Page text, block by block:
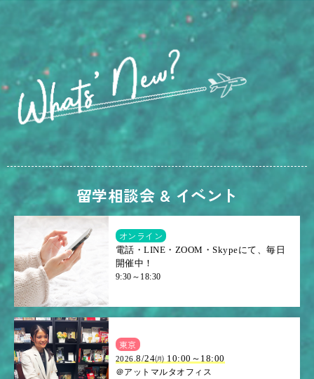
留学相談会 & イベント
オンライン
電話・LINE・ZOOM・Skypeにて、毎日
開催中！
9:30～18:30
東京
2026.8/24㈪ 10:00～18:00
＠アットマルタオフィス